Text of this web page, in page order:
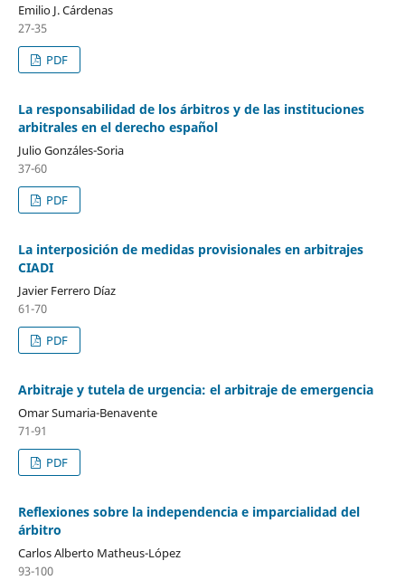
Emilio J. Cárdenas
27-35
PDF
La responsabilidad de los árbitros y de las instituciones
arbitrales en el derecho español
Julio Gonzáles-Soria
37-60
PDF
La interposición de medidas provisionales en arbitrajes
CIADI
Javier Ferrero Díaz
61-70
PDF
Arbitraje y tutela de urgencia: el arbitraje de emergencia
Omar Sumaria-Benavente
71-91
PDF
Reflexiones sobre la independencia e imparcialidad del
árbitro
Carlos Alberto Matheus-López
93-100